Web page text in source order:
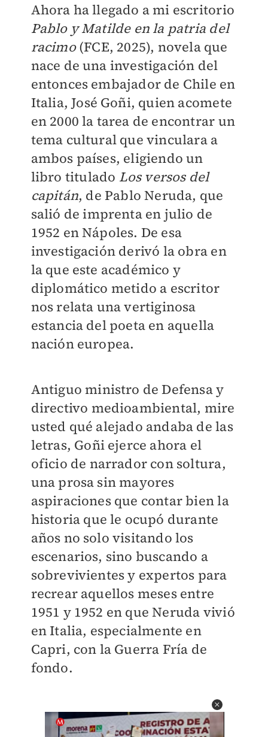
Ahora ha llegado a mi escritorio
Pablo y Matilde en la patria del
racimo(FCE, 2025), novela que
nace de una investigación del
entonces embajador de Chile en
Italia, José Goñi, quien acomete
en 2000 la tarea de encontrar un
tema cultural que vinculara a
ambos países, eligiendo un
libro titulado Los versos del
capitán, de Pablo Neruda, que
salió de imprenta en julio de
1952 en Nápoles. De esa
investigación derivó la obra en
la que este académico y
diplomático metido a escritor
nos relata una vertiginosa
estancia del poeta en aquella
nación europea.
Antiguo ministro de Defensa y
directivo medioambiental, mire
usted qué alejado andaba de las
letras, Goñi ejerce ahora el
oficio de narrador con soltura,
una prosa sin mayores
aspiraciones que contar bien la
historia que le ocupó durante
años no solo visitando los
escenarios, sino buscando a
sobrevivientes y expertos para
recrear aquellos meses entre
1951 y 1952 en que Neruda vivió
en Italia, especialmente en
Capri, con la Guerra Fría de
fondo.